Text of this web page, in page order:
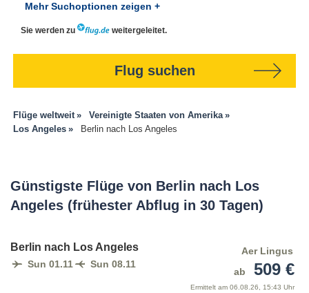
Mehr Suchoptionen zeigen +
Sie werden zu weitergeleitet.
Flug suchen
Flüge weltweit
Vereinigte Staaten von Amerika
Los Angeles
Berlin nach Los Angeles
Günstigste Flüge von Berlin nach Los
Angeles (frühester Abflug in 30 Tagen)
Berlin nach Los Angeles
Sun 01.11 Sun 08.11
Aer Lingus
ab
509 €
Ermittelt am 06.08.26, 15:43 Uhr